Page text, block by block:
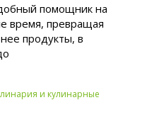
помощник на
время, превращая
продукты, в
и кулинарные